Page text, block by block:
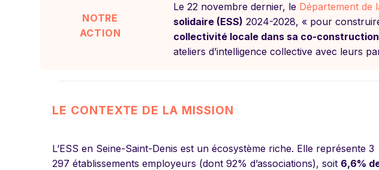
NOTRE
ACTION
Le 22 novembre dernier, le Département de
solidaire (ESS) 2024-2028, « pour
collectivité locale dans sa co-construction
ateliers d’intelligence collective avec leurs
LE CONTEXTE DE LA MISSION
L’ESS en Seine-Saint-Denis est un écosystème riche. Elle représente 3
297 établissements employeurs (dont 92% d’associations), soit 6,6%